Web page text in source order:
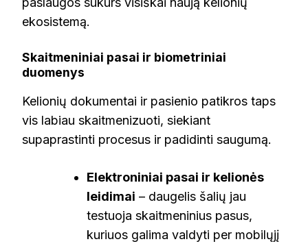
ekosistemą.
Skaitmeniniai pasai ir biometriniai
duomenys
Kelionių dokumentai ir pasienio patikros taps
vis labiau skaitmenizuoti, siekiant
supaprastinti procesus ir padidinti saugumą.
Elektroniniai pasai ir kelionės
leidimai – daugelis šalių jau
testuoja skaitmeninius pasus,
kuriuos galima valdyti per mobilųjį